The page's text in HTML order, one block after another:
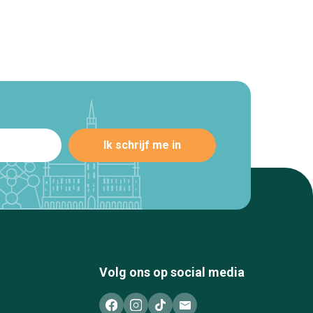
Volg ons op social media